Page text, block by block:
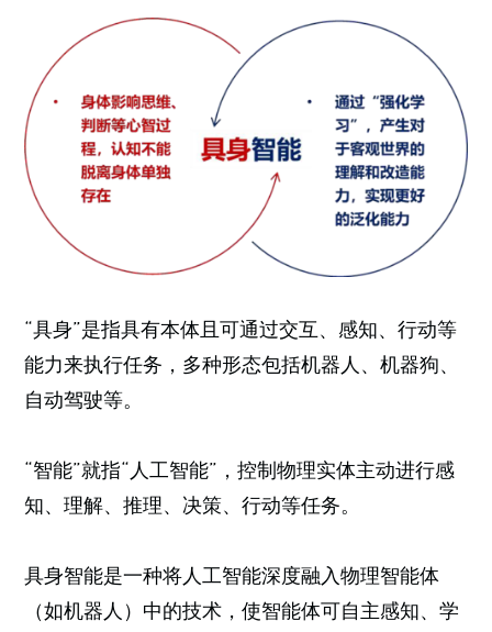
“具身”是指具有本体且可通过交互、感知、行动等
能力来执行任务，多种形态包括机器人、机器狗、
自动驾驶等。
“智能”就指“人工智能”，控制物理实体主动进行感
知、理解、推理、决策、行动等任务。
具身智能是一种将人工智能深度融入物理智能体
（如机器人）中的技术，使智能体可自主感知、学